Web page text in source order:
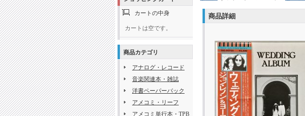
カートの中身
カートは空です。
商品カテゴリ
アナログ・レコード
音楽関連本・雑誌
洋書ペーパーバック
アメコミ・リーフ
アメコミ単行本・TPB
商品詳細